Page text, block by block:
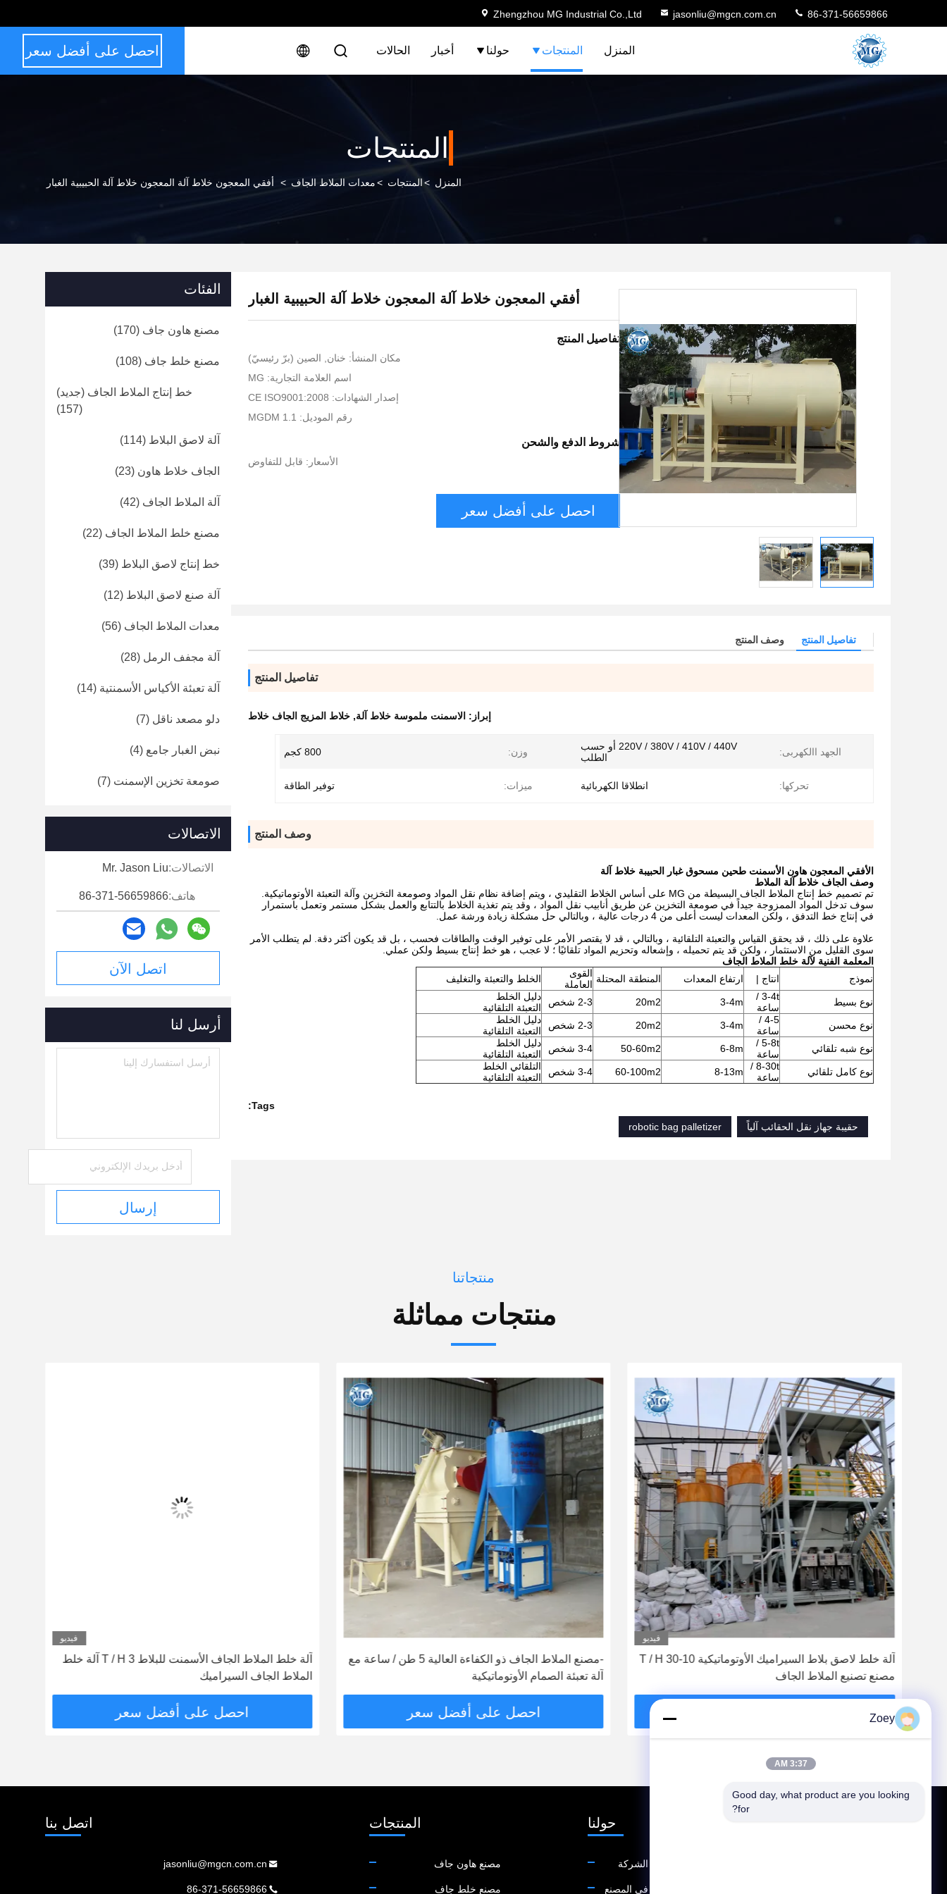
Zhengzhou MG Industrial Co.,Ltd jasonliu@mgcn.com.cn 86-371-56659866
المنزل المنتجات حولنا أخبار الحالات احصل على أفضل سعر
المنتجات
المنزل >المنتجات >معدات الملاط الجاف > أفقي المعجون خلاط آلة المعجون خلاط آلة الحبيبية الغبار
أفقي المعجون خلاط آلة المعجون خلاط آلة الحبيبية الغبار
تفاصيل المنتج
مكان المنشأ: خنان, الصين (برّ رئيسيّ)
اسم العلامة التجارية: MG
إصدار الشهادات: CE ISO9001:2008
رقم الموديل: MGDM 1.1
شروط الدفع والشحن
الأسعار: قابل للتفاوض
احصل على أفضل سعر
تفاصيل المنتج وصف المنتج
تفاصيل المنتج
إبراز: الاسمنت ملموسة خلاط آلة, خلاط المزيج الجاف خلاط
الجهد االكهربى:
220V / 380V / 410V / 440V أو حسب
الطلب
وزن: 800 كجم
تحركها: انطلاقا الكهربائية ميزات: توفير الطاقة
وصف المنتج
الأفقي المعجون هاون الأسمنت طحين مسحوق غبار الحبيبة خلاط آلة
وصف الجاف خلاط آلة الملاط
تم تصميم خط إنتاج الملاط الجاف البسيطة من MG على أساس الخلاط التقليدي ، ويتم إضافة نظام نقل المواد وصومعة التخزين وآلة التعبئة الأوتوماتيكية.
سوف تدخل المواد الممزوجة جيداً في صومعة التخزين عن طريق أنابيب نقل المواد ، وقد يتم تغذية الخلاط بالتتابع والعمل بشكل مستمر وتعمل باستمرار
في إنتاج خط التدفق ، ولكن المعدات ليست أعلى من 4 درجات عالية ، وبالتالي حل مشكلة زيادة ورشة عمل.
علاوة على ذلك ، قد يحقق القياس والتعبئة التلقائية ، وبالتالي ، قد لا يقتصر الأمر على توفير الوقت والطاقات فحسب ، بل قد يكون أكثر دقة. لم يتطلب الأمر
سوى القليل من الاستثمار ، ولكن قد يتم تحميله ، وإشعاله وتحزيم المواد تلقائيًا ؛ لا عجب ، هو خط إنتاج بسيط ولكن عملي.
المعلمة الفنية لآلة خلط الملاط الجاف
نموذج
انتاج | ارتفاع المعدات المنطقة المحتلة القوى
العاملة
الخلط والتعبئة والتغليف
نوع بسيط
3-4t /
ساعة
3-4m
20m2 2-3 شخص
دليل الخلط
التعبئة التلقائية
نوع محسن
4-5 /
ساعة
3-4m
20m2 2-3 شخص
دليل الخلط
التعبئة التلقائية
نوع شبه تلقائي
5-8t /
ساعة
6-8m
50-60m2 3-4 شخص
دليل الخلط
التعبئة التلقائية
نوع كامل تلقائي
8-30t /
ساعة
8-13m
60-100m2 3-4 شخص
التلقائي الخلط
التعبئة التلقائية
Tags:
حقيبة جهاز نقل الحقائب آلياً
robotic bag palletizer
الفئات
مصنع هاون جاف (170)
مصنع خلط جاف (108)
خط إنتاج الملاط الجاف (جديد)
(157)
آلة لاصق البلاط (114)
الجاف خلاط هاون (23)
آلة الملاط الجاف (42)
مصنع خلط الملاط الجاف (22)
خط إنتاج لاصق البلاط (39)
آلة صنع لاصق البلاط (12)
معدات الملاط الجاف (56)
آلة مجفف الرمل (28)
آلة تعبئة الأكياس الأسمنتية (14)
دلو مصعد ناقل (7)
نبض الغبار جامع (4)
صومعة تخزين الإسمنت (7)
الاتصالات
الاتصالات:Mr. Jason Liu
هاتف:86-371-56659866
اتصل الآن
أرسل لنا
إرسال
منتجاتنا
منتجات مماثلة
فيديو
آلة خلط لاصق بلاط السيراميك الأوتوماتيكية 10-30 T / H
مصنع تصنيع الملاط الجاف
-مصنع الملاط الجاف ذو الكفاءة العالية 5 طن / ساعة مع
آلة تعبئة الصمام الأوتوماتيكية
احصل على أفضل سعر
فيديو
آلة خلط الملاط الجاف الأسمنت للبلاط 3 T / H آلة خلط
الملاط الجاف السيراميك
احصل على أفضل سعر
حولنا
ملف الشركة
جولة في المصنع
المنتجات
مصنع هاون جاف
مصنع خلط جاف
اتصل بنا
jasonliu@mgcn.com.cn
86-371-56659866
Zoey
3:37 AM
Good day, what product are you looking
for?